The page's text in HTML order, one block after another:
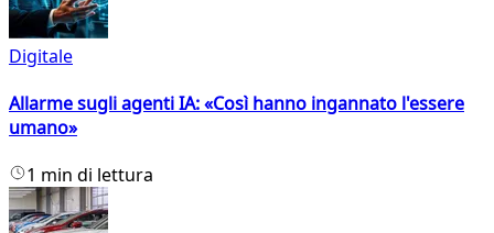
Digitale
Allarme sugli agenti IA: «Così hanno ingannato l'essere
umano»
1 min di lettura